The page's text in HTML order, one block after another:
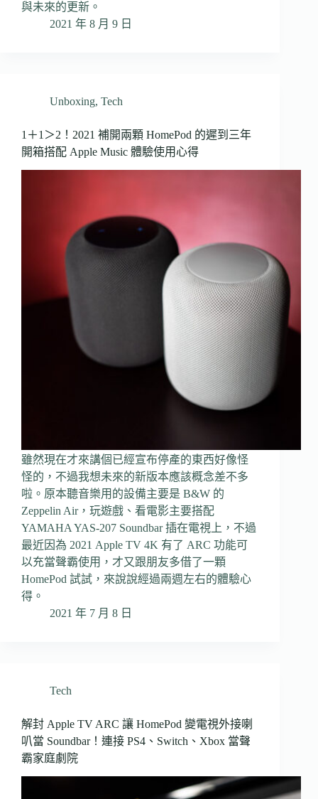
與未來的更新。
2021 年 8 月 9 日
Unboxing, Tech
1＋1＞2！2021 補開兩顆 HomePod 的遲到三年
開箱搭配 Apple Music 體驗使用心得
雖然現在才來講個已經宣布停產的東西好像怪
怪的，不過我想未來的新版本應該概念差不多
啦。原本聽音樂用的設備主要是 B&W 的
Zeppelin Air，玩遊戲、看電影主要搭配
YAMAHA YAS-207 Soundbar 插在電視上，不過
最近因為 2021 Apple TV 4K 有了 ARC 功能可
以充當聲霸使用，才又跟朋友多借了一顆
HomePod 試試，來說說經過兩週左右的體驗心
得。
2021 年 7 月 8 日
Tech
解封 Apple TV ARC 讓 HomePod 變電視外接喇
叭當 Soundbar！連接 PS4、Switch、Xbox 當聲
霸家庭劇院